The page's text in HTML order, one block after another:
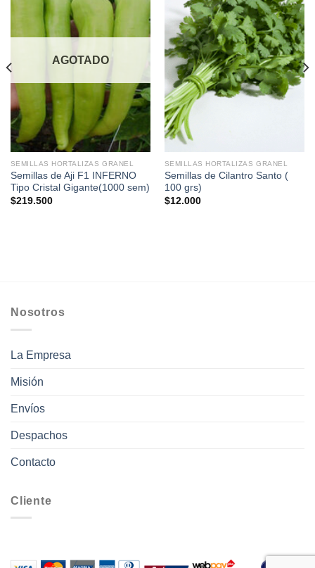
AGOTADO
SEMILLAS HORTALIZAS GRANEL
Semillas de Aji F1 INFERNO
Tipo Cristal Gigante(1000 sem)
$219.500
SEMILLAS HORTALIZAS GRANEL
Semillas de Cilantro Santo (
100 grs)
$12.000
Nosotros
La Empresa
Misión
Envíos
Despachos
Contacto
Cliente